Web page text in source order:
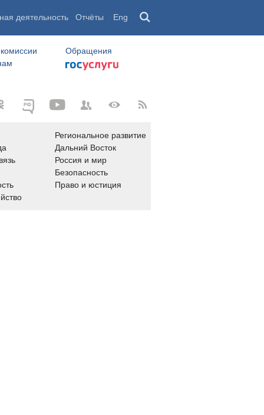
деятельность Отчёты Eng
Обращения
Региональное развитие
Дальний Восток
Россия и мир
Безопасность
Право и юстиция